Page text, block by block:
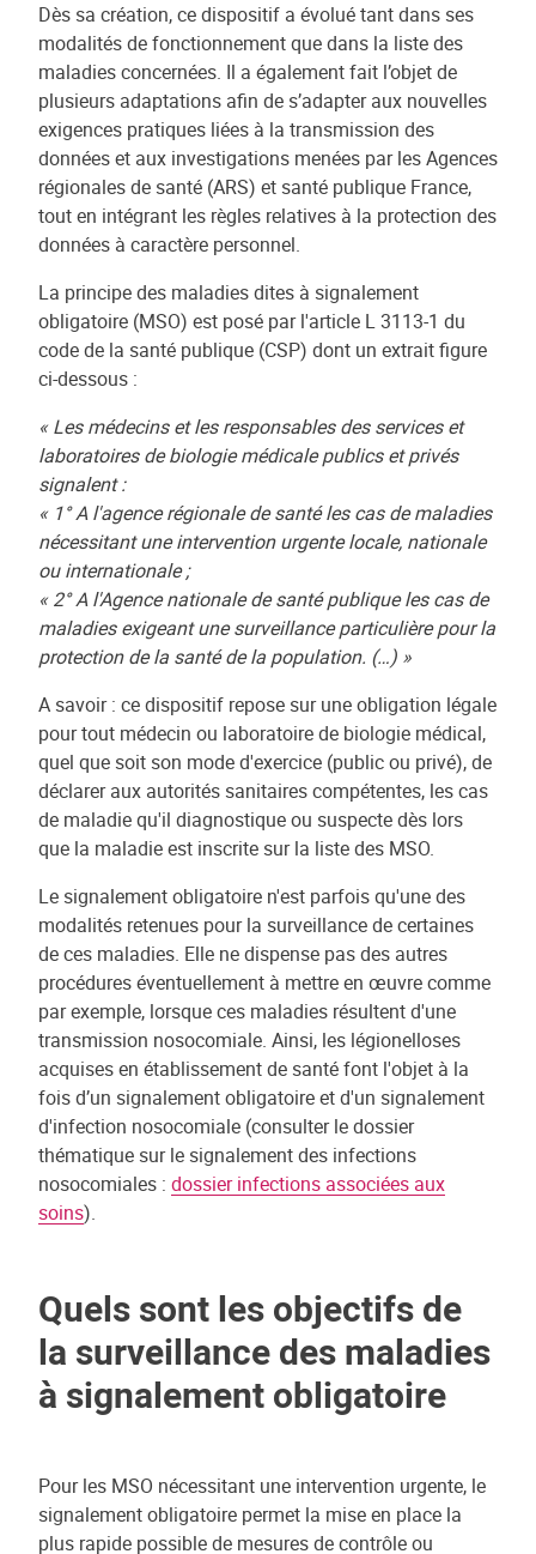
Dès sa création, ce dispositif a évolué tant dans ses
modalités de fonctionnement que dans la liste des
maladies concernées. Il a également fait l’objet de
plusieurs adaptations afin de s’adapter aux nouvelles
exigences pratiques liées à la transmission des
données et aux investigations menées par les Agences
régionales de santé (ARS) et santé publique France,
tout en intégrant les règles relatives à la protection des
données à caractère personnel.
La principe des maladies dites à signalement
obligatoire (MSO) est posé par l'article L 3113-1 du
code de la santé publique (CSP) dont un extrait figure
ci-dessous :
« Les médecins et les responsables des services et
laboratoires de biologie médicale publics et privés
signalent :
« 1° A l'agence régionale de santé les cas de maladies
nécessitant une intervention urgente locale, nationale
ou internationale ;
« 2° A l'Agence nationale de santé publique les cas de
maladies exigeant une surveillance particulière pour la
protection de la santé de la population. (…) »
A savoir : ce dispositif repose sur une obligation légale
pour tout médecin ou laboratoire de biologie médical,
quel que soit son mode d'exercice (public ou privé), de
déclarer aux autorités sanitaires compétentes, les cas
de maladie qu'il diagnostique ou suspecte dès lors
que la maladie est inscrite sur la liste des MSO.
Le signalement obligatoire n'est parfois qu'une des
modalités retenues pour la surveillance de certaines
de ces maladies. Elle ne dispense pas des autres
procédures éventuellement à mettre en œuvre comme
par exemple, lorsque ces maladies résultent d'une
transmission nosocomiale. Ainsi, les légionelloses
acquises en établissement de santé font l'objet à la
fois d’un signalement obligatoire et d'un signalement
d'infection nosocomiale (consulter le dossier
thématique sur le signalement des infections
nosocomiales : dossier infections associées aux
soins).
Quels sont les objectifs de
la surveillance des maladies
à signalement obligatoire
Pour les MSO nécessitant une intervention urgente, le
signalement obligatoire permet la mise en place la
plus rapide possible de mesures de contrôle ou